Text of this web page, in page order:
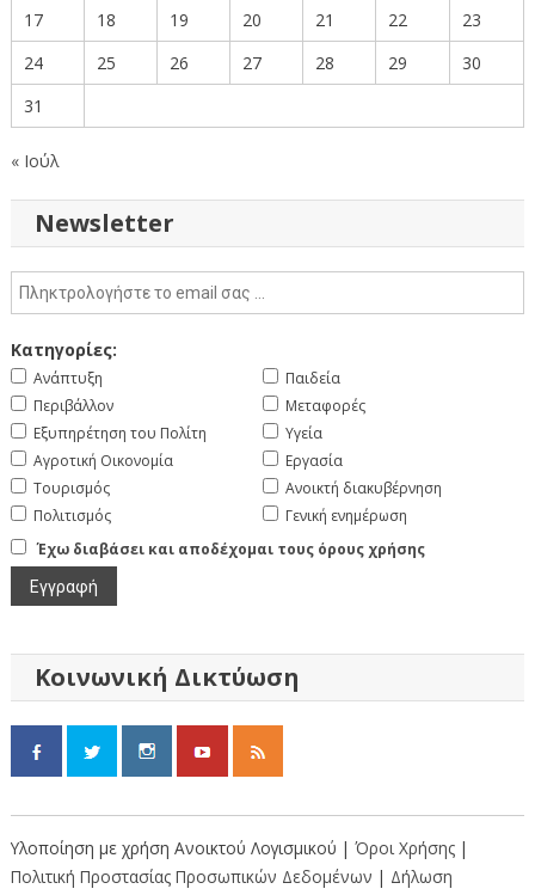
17
18 19 20 21 22
23
24
25 26 27 28 29
30
31
« Ιούλ
Newsletter
Κατηγορίες:
Ανάπτυξη
Περιβάλλον
Εξυπηρέτηση του Πολίτη
Αγροτική Οικονομία
Τουρισμός
Πολιτισμός
Παιδεία
Μεταφορές
Υγεία
Εργασία
Ανοικτή διακυβέρνηση
Γενική ενημέρωση
Έχω διαβάσει και αποδέχομαι τους όρους χρήσης
Κοινωνική Δικτύωση
Υλοποίηση με χρήση Ανοικτού Λογισμικού | Όροι Χρήσης |
Πολιτική Προστασίας Προσωπικών Δεδομένων | Δήλωση